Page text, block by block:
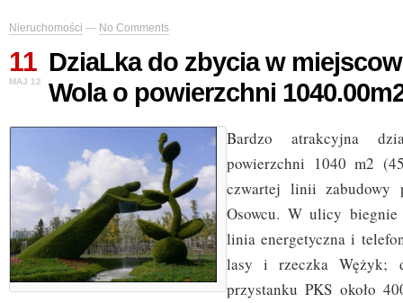
Nieruchomości — No Comments
11
MAJ 12
DziaLka do zbycia w
Wola o powierzchni
Bardzo atrakcyjna
powierzchni 1040 m2
czwartej linii zabudowy
Osowcu. W ulicy biegnie
linia energetyczna i
lasy i rzeczka Wężyk;
przystanku PKS około